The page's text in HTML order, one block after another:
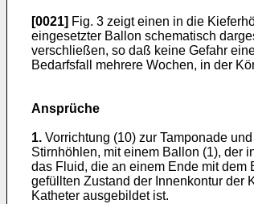
[0021] Fig. 3 zeigt einen in die
eingesetzter Ballon schematisch
verschließen, so daß keine Gefahr
Bedarfsfall mehrere Wochen, in der
Ansprüche
1. Vorrichtung (10) zur Tamponade
Stirnhöhlen, mit einem Ballon (1), der
das Fluid, die an einem Ende mit
gefüllten Zustand der Innenkontur der
Katheter ausgebildet ist.